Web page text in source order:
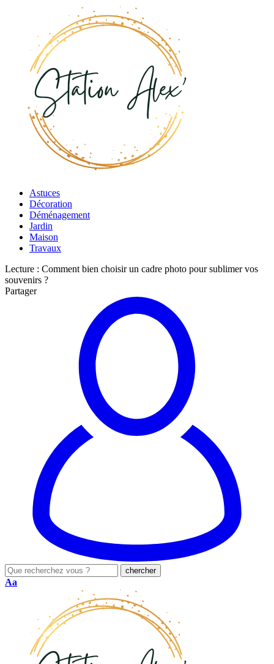
Astuces
Décoration
Déménagement
Jardin
Maison
Travaux
Lecture : Comment bien choisir un cadre photo pour sublimer vos
souvenirs ?
Partager
Aa